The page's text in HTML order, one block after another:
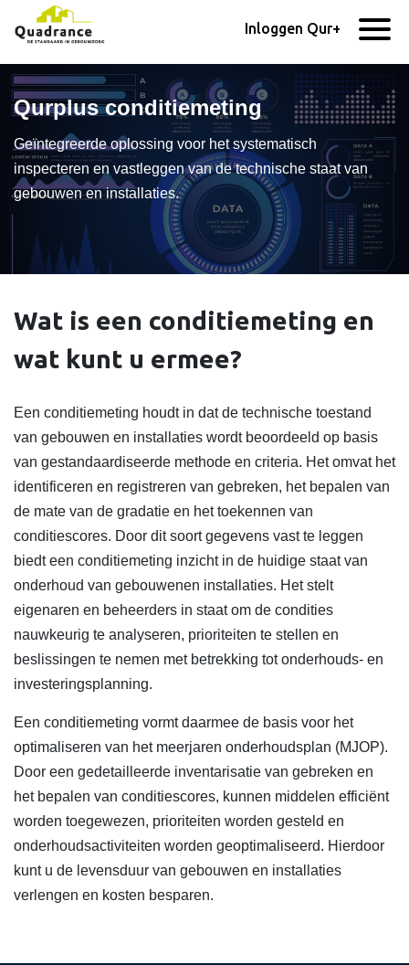
Inloggen Qur+
Qurplus conditiemeting
Geïntegreerde oplossing voor het systematisch
inspecteren en vastleggen van de technische staat van
gebouwen en installaties.
Wat is een conditiemeting en
wat kunt u ermee?
Een conditiemeting houdt in dat de technische toestand
van gebouwen en installaties wordt beoordeeld op basis
van gestandaardiseerde methode en criteria. Het omvat het
identificeren en registreren van gebreken, het bepalen van
de mate van de gradatie en het toekennen van
conditiescores. Door dit soort gegevens vast te leggen
biedt een conditiemeting inzicht in de huidige staat van
onderhoud van gebouwenen installaties. Het stelt
eigenaren en beheerders in staat om de condities
nauwkeurig te analyseren, prioriteiten te stellen en
beslissingen te nemen met betrekking tot onderhouds- en
investeringsplanning.
Een conditiemeting vormt daarmee de basis voor het
optimaliseren van het meerjaren onderhoudsplan (MJOP).
Door een gedetailleerde inventarisatie van gebreken en
het bepalen van conditiescores, kunnen middelen efficiënt
worden toegewezen, prioriteiten worden gesteld en
onderhoudsactiviteiten worden geoptimaliseerd. Hierdoor
kunt u de levensduur van gebouwen en installaties
verlengen en kosten besparen.